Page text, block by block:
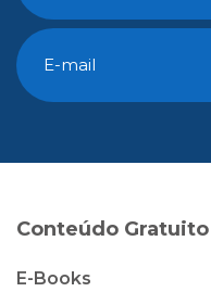
Conteúdo Gratuito
E-Books